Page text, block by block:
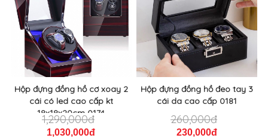
Hộp đựng đồng hồ cơ xoay 2
cái có led cao cấp kt
18x18x20cm 0174
1,290,000đ
1,030,000đ
Hộp đựng đồng hồ đeo tay 3
cái da cao cấp 0181
260,000đ
230,000đ